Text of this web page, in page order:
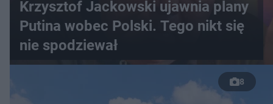
Krzysztof Jackowski ujawnia plany
Putina wobec Polski. Tego nikt się
nie spodziewał
8